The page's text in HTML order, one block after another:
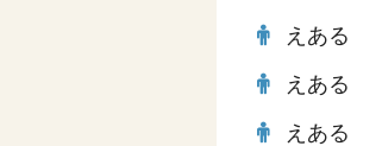
えある
えある
えある